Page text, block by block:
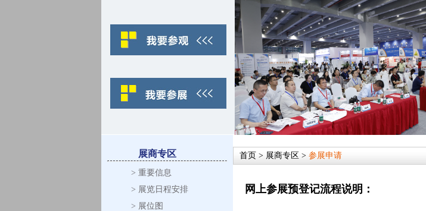
展商专区
> 重要信息
> 展览日程安排
> 展位图
首页 > 展商专区 > 参展申请
网上参展预登记流程说明：